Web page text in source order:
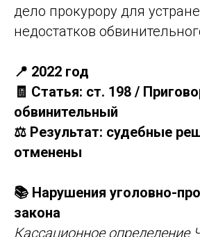
дело прокурору для
недостатков
📍 2022 год
🧾 Статья: ст. 198 /
обвинительный
⚖️ Результат: судебные
отменены
📚 Нарушения уголовно-
закона
Кассационное определение